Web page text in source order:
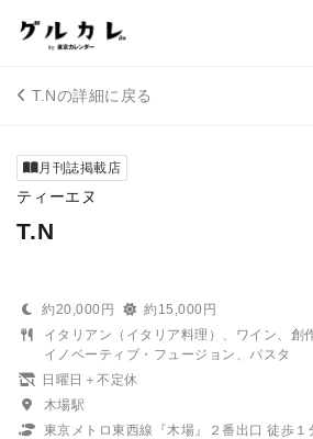
T.Nの詳細に戻る
月刊誌掲載店
ティーエヌ
T.N
約20,000円
約15,000円
イタリアン（イタリア料理）、ワイン、創
イノベーティブ・フュージョン、パスタ
日曜日＋不定休
木場駅
東京メトロ東西線『木場』２番出口 徒歩１